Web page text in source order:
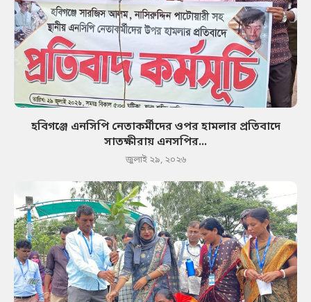
হবিগঞ্জে এনসিপি নেতাকর্মীদের ওপর হামলার প্রতিবাদে
সাতক্ষীরায় এনসপির...
জুলাই ২৯, ২০২৬